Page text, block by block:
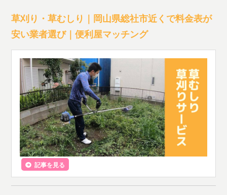
草刈り・草むしり｜岡山県総社市近くで料金表が
安い業者選び｜便利屋マッチング
記事を見る